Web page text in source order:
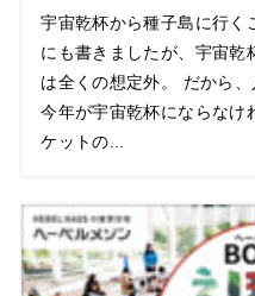
宇宙乾杯から種子島に行
にも書きましたが、宇宙乾
は全くの想定外。 だから、
今年が宇宙乾杯にならなけ
ケットの...